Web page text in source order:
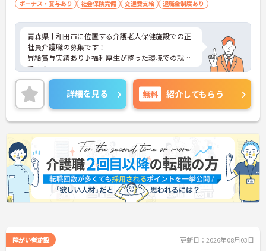
ボーナス・賞与あり
社会保険完備 交通費支給 退職金制度あり
青森県十和田市に位置する介護老人保健施設での正
社員介護職の募集です！
昇給賞与実績あり♪福利厚生が整った環境での就業
です！
ご興味のある方には、面接ポイント等詳しくお伝え
させていただきますので、お気軽にご相談くださ
い！
詳細を見る 無料 紹介してもらう
障がい者施設 更新日：2026年08月03日